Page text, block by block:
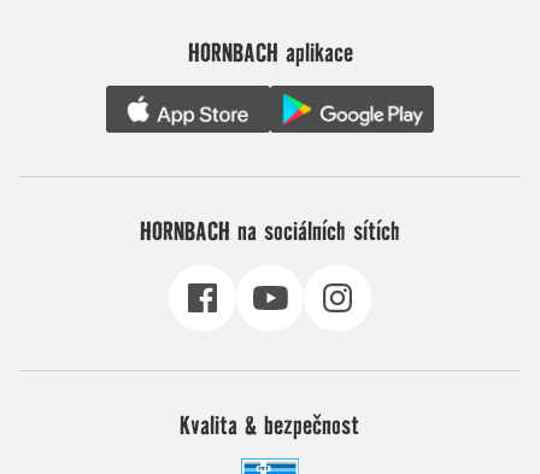
HORNBACH aplikace
HORNBACH na sociálních sítích
Kvalita & bezpečnost